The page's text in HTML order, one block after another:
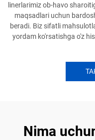
linerlarimiz ob-havo
maqsadlari uchun
beradi. Biz sifatli
yordam ko'rsatishga o'z
Nima